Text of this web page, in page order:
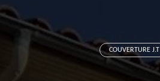
COUVERTURE J.T